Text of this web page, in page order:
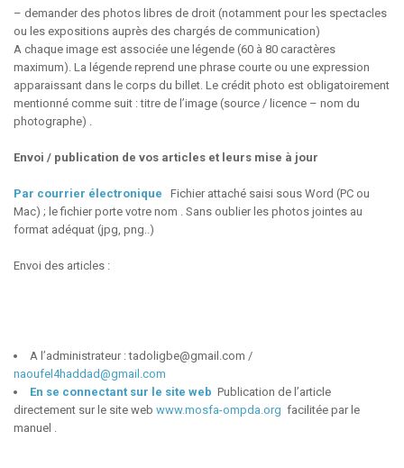
– demander des photos libres de droit (notamment pour les spectacles
ou les expositions auprès des chargés de communication)
A chaque image est associée une légende (60 à 80 caractères
maximum). La légende reprend une phrase courte ou une expression
apparaissant dans le corps du billet. Le crédit photo est obligatoirement
mentionné comme suit : titre de l’image (source / licence – nom du
photographe) .
Envoi / publication de vos articles et leurs mise à jour
Par courrier électronique
Fichier attaché saisi sous Word (PC ou
Mac) ; le fichier porte votre nom . Sans oublier les photos jointes au
format adéquat (jpg, png..)
Envoi des articles :
A l’administrateur : tadoligbe@gmail.com /
naoufel4haddad@gmail.com
En se connectant sur le site web Publication de l’article
directement sur le site web www.mosfa-ompda.org facilitée par le
manuel .